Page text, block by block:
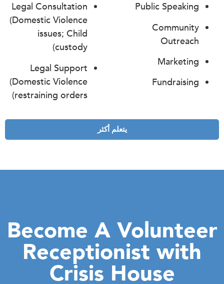
Public Speaking
Community
Outreach
Marketing
Fundraising
Legal Consultation
(Domestic Violence
issues; Child
custody)
Legal Support
(Domestic Violence
restraining orders)
يتعلم أكثر
Become A
Receptionist with
Crisis House